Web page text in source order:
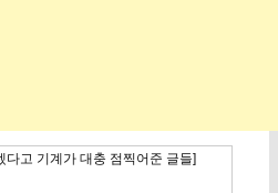
다고 기계가 대충 점찍어준 글들]